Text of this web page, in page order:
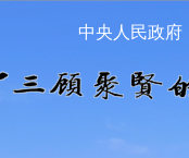
中央人民政府